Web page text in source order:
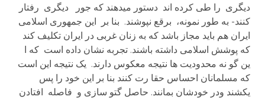
دیگری را طی کرده اند دستور میدهند که جور دیگری رفتار
کنند- به طور نمونه، برقع نپوشند. بنا بر این جمهوری اسلامی
ایران هم باید مجاز باشد که به زنان غربی در ایران تکلیف کند
که پوشش اسلامی داشته باشند. تجربه نشان داده است که ا
ین گو نه محدودیت ها نتیجه معکوس دارند. یک نتیجه این است
که مسلمانان احساس حقا رت کنند بنا بر این خود را پس
یکشند ودر خودشان بمانند. حاصل گتو سازی و فاصله افتادن